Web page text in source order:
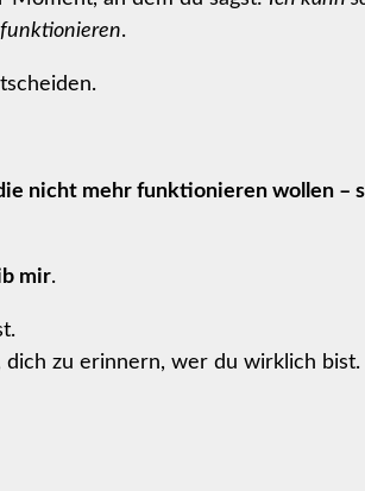
.
nicht mehr funktionieren wollen –
mir.
zu erinnern, wer du wirklich bist.